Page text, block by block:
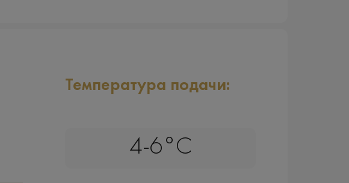
Температура подачи:
4-6°C